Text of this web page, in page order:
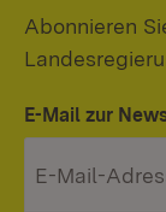
Abonnieren
E-Mail zur